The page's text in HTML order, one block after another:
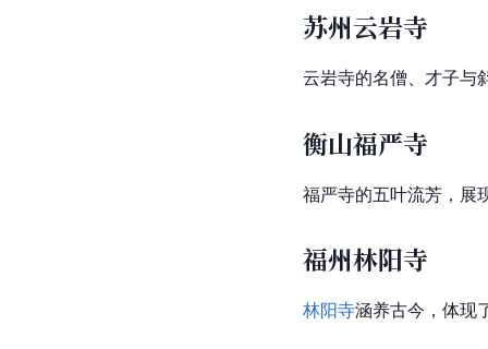
苏州云岩寺
云岩寺的名僧、才子与
衡山福严寺
福严寺的五叶流芳，展
福州林阳寺
林阳寺涵养古今，体现